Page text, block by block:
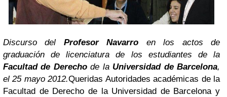
Discurso del Profesor Navarro en los actos de
graduación de licenciatura de los estudiantes de la
Facultad de Derechode la Universidad de Barcelona,
el 25 mayo 2012.Queridas Autoridades académicas de la
Facultad de Derecho de la Universidad de Barcelona y